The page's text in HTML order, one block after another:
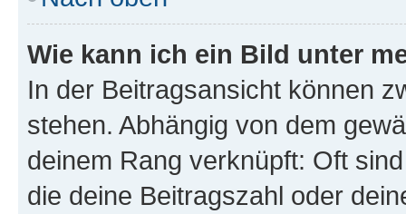
Wie kann ich ein Bild unter
In der Beitragsansicht können
stehen. Abhängig von dem
deinem Rang verknüpft: Oft
die deine Beitragszahl oder